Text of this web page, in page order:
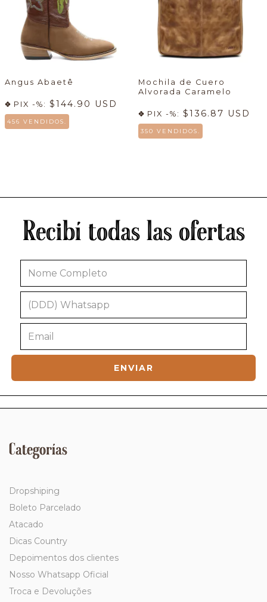
Angus Abaetê
PIX -%: $144.90 USD
456 VENDIDOS.
Mochila de Cuero
Alvorada Caramelo
PIX -%: $136.87 USD
350 VENDIDOS.
Recibí todas las ofertas
Categorías
Dropshiping
Boleto Parcelado
Atacado
Dicas Country
Depoimentos dos clientes
Nosso Whatsapp Oficial
Troca e Devoluções